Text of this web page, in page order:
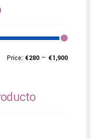
Price: €280 — €1,900